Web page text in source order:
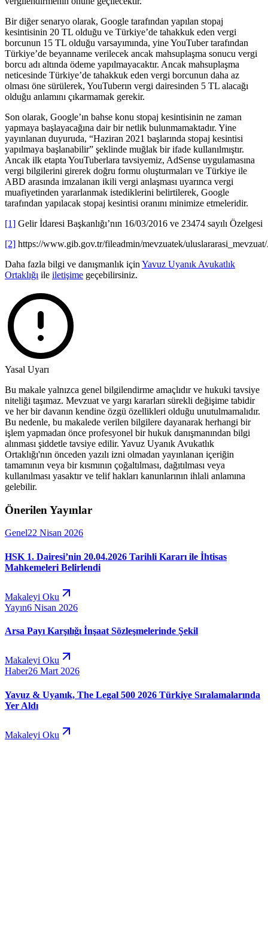
Bir diğer senaryo olarak, Google tarafından yapılan stopaj
kesintisinin 20 TL olduğu ve Türkiye’de tahakkuk eden vergi
borcunun 15 TL olduğu varsayımında, yine YouTuber tarafından
Türkiye’de beyanname verilecek ancak mahsuplaşma sonucu vergi
borcu adı altında ödeme yapılmayacaktır. Ancak mahsuplaşma
neticesinde Türkiye’de tahakkuk eden vergi borcunun daha az
olması öne sürülerek, YouTuberın vergi dairesinden 5 TL alacağı
olduğu anlamını çıkarmamak gerekir.
Son olarak, Google’ın bahse konu stopaj kesintisinin ne zaman
yapmaya başlayacağına dair bir netlik bulunmamaktadır. Yine
yayınlanan duyuruda, “Haziran 2021 başlarında stopaj kesintisi
yapılmaya başlanabilir” şeklinde muğlak bir ifade kullanılmıştır.
Ancak ilk etapta YouTuberlara tavsiyemiz, AdSense uygulamasına
vergi bilgilerini girerek doğru formu oluşturmaları ve Türkiye ile
ABD arasında imzalanan ikili vergi anlaşması uyarınca vergi
muafiyetinden yararlanmak istediklerini belirtilerek, Google
tarafından yapılacak stopaj kesintisi oranını minimize etmeleridir.
[1] Gelir İdaresi Başkanlığı’nın 16/03/2016 ve 23474 sayılı Özelgesi
[2] https://www.gib.gov.tr/fileadmin/mevzuatek/
Daha fazla bilgi ve danışmanlık için Yavuz Uyanık Avukatlık
Ortaklığı ile iletişime geçebilirsiniz.
Yasal Uyarı
Bu makale yalnızca genel bilgilendirme amaçlıdır ve hukuki tavsiye
niteliği taşımaz. Mevzuat ve yargı kararları sürekli değişime tabidir
ve her bir davanın kendine özgü özellikleri olduğu unutulmamalıdır.
Bu nedenle, bu makalede verilen bilgilere dayanarak herhangi bir
işlem yapmadan önce profesyonel bir hukuk danışmanından bilgi
alınması şiddetle tavsiye edilir. Yavuz Uyanık Avukatlık
Ortaklığı'nın önceden yazılı izni olmadan yayınlanan içeriğin
tamamının veya bir kısmının çoğaltılması, dağıtılması veya
kullanılması yasaktır ve telif hakları kanunlarının ihlali anlamına
gelebilir.
Önerilen Yayınlar
Genel22 Nisan 2026
HSK 1. Dairesi’nin 20.04.2026 Tarihli Kararı ile İhtisas
Mahkemeleri Belirlendi
Makaleyi Oku
Yayın6 Nisan 2026
Arsa Payı Karşılığı İnşaat Sözleşmelerinde Şekil
Makaleyi Oku
Haber26 Mart 2026
Yavuz & Uyanık, The Legal 500 2026 Türkiye Sıralamalarında
Yer Aldı
Makaleyi Oku